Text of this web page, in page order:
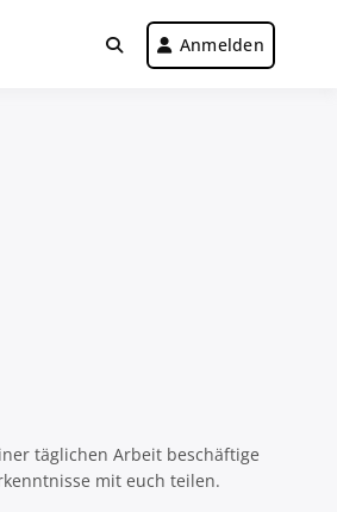
Anmelden
täglichen Arbeit beschäftige
mit euch teilen.